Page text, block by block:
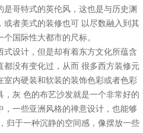
特式的英伦风，这也是与历史渊
，或者美式的装修也可 以尽数融入到其
国际性大都市的尺标。
设计，但是却有着东方文化所蕴含
都没有变化过，从而 很多西方装修元
室内硬装和软装的装饰色彩或者色彩
，灰 色的布艺沙发就是一个非常好的
，一些亚洲风格的禅意设计，也能够
归于一种沉静的空间感，像摆放一些